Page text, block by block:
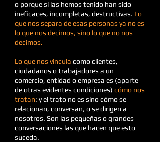
o porque si las hemos tenido han sido
ineficaces, incompletas, destructivas. Lo
que nos separa de esas personas ya no es
lo que nos decimos, sino lo que no nos
decimos.
Lo que nos vincula como clientes,
ciudadanos o trabajadores a un
comercio, entidad o empresa es (aparte
de otras evidentes condiciones) cómo nos
tratan: y el trato no es sino cómo se
relacionan, conversan, o se dirigen a
nosotros. Son las pequeñas o grandes
conversaciones las que hacen que esto
suceda.